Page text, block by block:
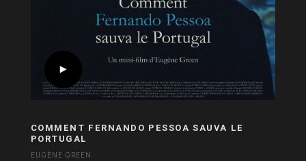
COMMENT FERNANDO PESSOA SAUVA LE
PORTUGAL
EUGÈNE GREEN